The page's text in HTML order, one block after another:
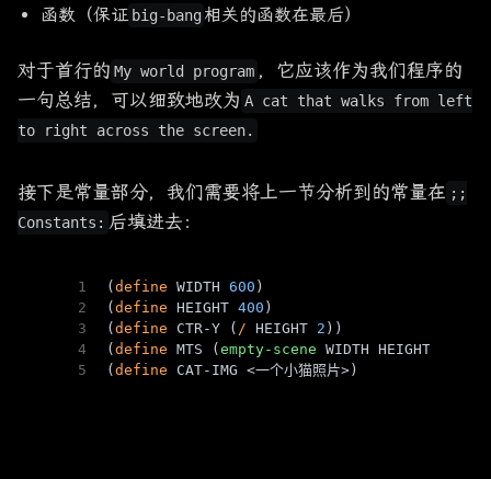
函数（保证 big-bang相关的函数在最后）
对于首行的 My world program ，它应该作为我们程序的
一句总结，可以细致地改为 A cat that walks from left
to right across the screen.
接下是常量部分，我们需要将上一节分析到的常量在 ;;
Constants: 后填进去：
1
2
3
4
5
(define WIDTH 600 )
(define HEIGHT 400 )
(define CTR-Y ( / HEIGHT 2 ))
(define MTS (empty-scene WIDTH HEIGHT))
(define CAT-IMG <一个小猫照片>)